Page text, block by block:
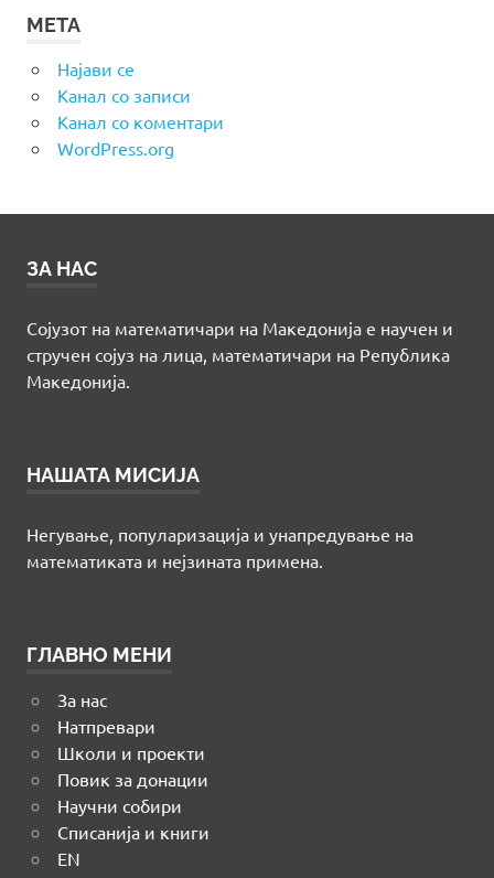
МЕТА
Најави се
Канал со записи
Канал со коментари
WordPress.org
ЗА НАС
Сојузот на математичари на Македонија е научен и
стручен сојуз на лица, математичари на Република
Македонија.
НАШАТА МИСИЈА
Негување, популаризација и унапредување на
математиката и нејзината примена.
ГЛАВНО МЕНИ
За нас
Натпревари
Школи и проекти
Повик за донации
Научни собири
Списанија и книги
EN